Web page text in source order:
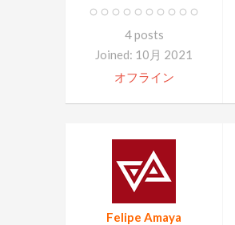
4 posts
Joined: 10月 2021
オフライン
Felipe Amaya